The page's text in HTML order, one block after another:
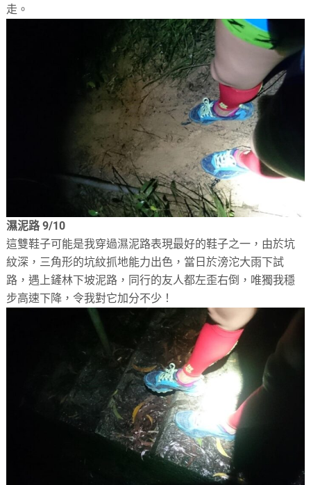
走。
濕泥路 9/10
這雙鞋子可能是我穿過濕泥路表現最好的鞋子之一，由於坑
紋深，三角形的坑紋抓地能力出色，當日於滂沱大雨下試
路，遇上鏟林下坡泥路，同行的友人都左歪右倒，唯獨我穩
步高速下降，令我對它加分不少！